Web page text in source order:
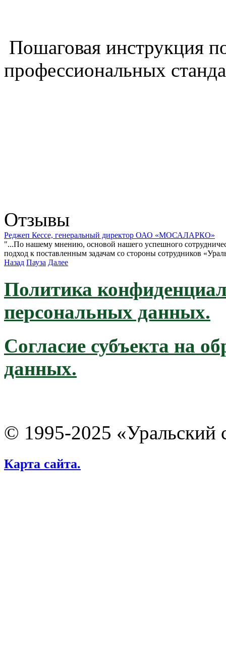
Пошаговая инструкция
профессиональных
Отзывы
Реджеп Кессе, генеральный директор ОАО «МОСАЛАРКО»
"...По нашему мнению, основой нашего успешного
подход к поставленным задачам со стороны сотрудников
Назад Пауза Далее
Политика
персональных данных.
Согласие субъекта на
данных.
© 1995-2025 «Уральский
Карта сайта.